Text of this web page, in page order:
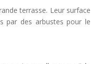
terrasse. Leur surface
par des arbustes pour le